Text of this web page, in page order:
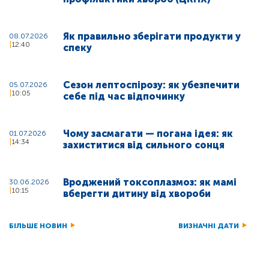
08.07.2026
12:40
Як правильно зберігати продукти у
спеку
05.07.2026
10:05
Сезон лептоспірозу: як убезпечити
себе під час відпочинку
01.07.2026
14:34
Чому засмагати — погана ідея: як
захиститися від сильного сонця
30.06.2026
10:15
Вроджений токсоплазмоз: як мамі
вберегти дитину від хвороби
БІЛЬШЕ НОВИН ВИЗНАЧНІ ДАТИ